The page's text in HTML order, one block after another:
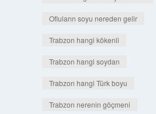
Ofluların soyu nereden gelir
Trabzon hangi kökenli
Trabzon hangi soydan
Trabzon hangi Türk boyu
Trabzon nerenin göçmeni